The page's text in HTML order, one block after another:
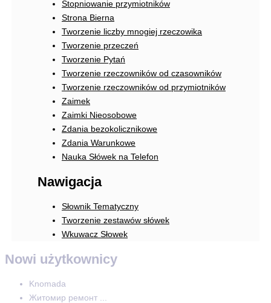
Stopniowanie przymiotników
Strona Bierna
Tworzenie liczby mnogiej rzeczowika
Tworzenie przeczeń
Tworzenie Pytań
Tworzenie rzeczowników od czasowników
Tworzenie rzeczowników od przymiotników
Zaimek
Zaimki Nieosobowe
Zdania bezokolicznikowe
Zdania Warunkowe
Nauka Słówek na Telefon
Nawigacja
Słownik Tematyczny
Tworzenie zestawów słówek
Wkuwacz Słowek
Nowi użytkownicy
Knomada
Житомир ремонт ...